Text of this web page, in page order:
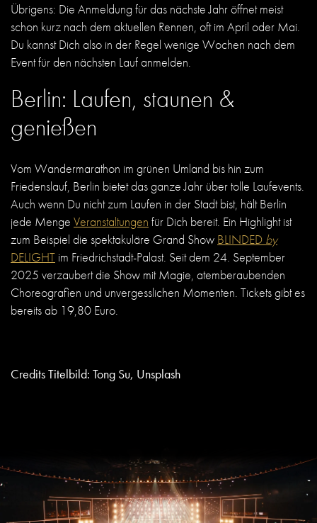
Übrigens: Die Anmeldung für das nächste Jahr öffnet meist
schon kurz nach dem aktuellen Rennen, oft im April oder Mai.
Du kannst Dich also in der Regel wenige Wochen nach dem
Event für den nächsten Lauf anmelden.
Berlin: Laufen, staunen &
genießen
Vom Wandermarathon im grünen Umland bis hin zum
Friedenslauf, Berlin bietet das ganze Jahr über tolle Laufevents.
Auch wenn Du nicht zum Laufen in der Stadt bist, hält Berlin
jede Menge Veranstaltungen für Dich bereit. Ein Highlight ist
zum Beispiel die spektakuläre Grand Show BLINDED by
DELIGHT im Friedrichstadt-Palast. Seit dem 24. September
2025 verzaubert die Show mit Magie, atemberaubenden
Choreografien und unvergesslichen Momenten. Tickets gibt es
bereits ab 19,80 Euro.
Credits Titelbild: Tong Su, Unsplash